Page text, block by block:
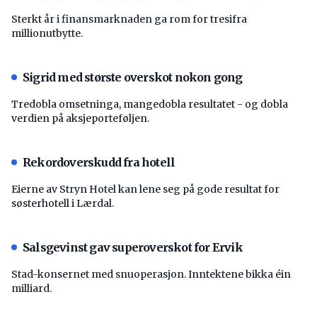
Sterkt år i finansmarknaden ga rom for tresifra
millionutbytte.
Sigrid med største overskot nokon gong
Tredobla omsetninga, mangedobla resultatet - og dobla
verdien på aksjeporteføljen.
Rekordoverskudd fra hotell
Eierne av Stryn Hotel kan lene seg på gode resultat for
søsterhotell i Lærdal.
Salsgevinst gav superoverskot for Ervik
Stad-konsernet med snuoperasjon. Inntektene bikka éin
milliard.